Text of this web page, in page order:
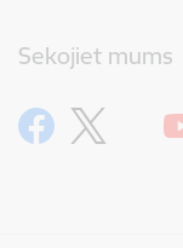
Sekojiet mums